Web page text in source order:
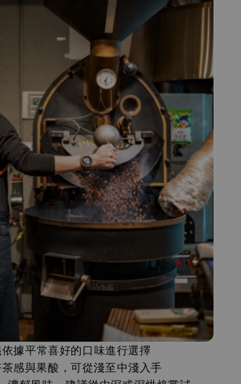
依據平常喜好的口味進行選擇
茶感與果酸，可從淺至中淺入手